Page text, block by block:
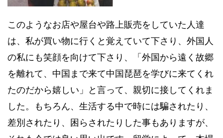
このようなお店や屋台や路上販売をしていた人達
は、私が買い物に行くと覚えていて下さり、外国人
の私にも笑顔を向けて下さり、「外国から遠く故郷
を離れて、中国まで来て中国琵琶を学びに来てくれ
たのだから嬉しい」と言って、親切に接してくれま
した。もちろん、生活する中で時には騙されたり、
差別されたり、困らされたりした事もありますが、